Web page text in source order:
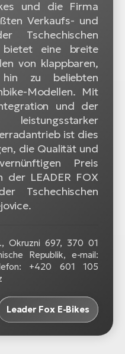
und die Firma
Verkaufs- und
Tschechischen
bietet eine breite
von klappbaren,
zu beliebten
Modellen. Mit
und der
ist dies
die Qualität und
Preis
der LEADER FOX
Tschechischen
Okruzni 697, 370 01
Republik, e-mail:
+420 601 105
Leader Fox E-Bikes